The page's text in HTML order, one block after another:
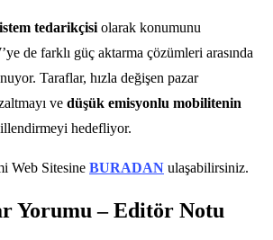
tedarikçisiolarak konumunu
de farklı güç aktarma çözümleri arasında
Taraflar, hızla değişen pazar
ve düşük emisyonlu mobilitenin
hedefliyor.
Web Sitesine BURADAN ulaşabilirsiniz.
Yorumu – Editör Notu